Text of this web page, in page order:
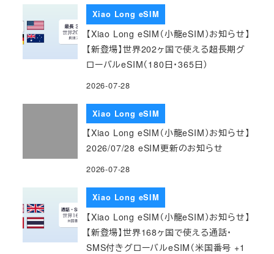
Xiao Long eSIM
【Xiao Long eSIM（小龍eSIM）お知らせ】
【新登場】世界202ヶ国で使える超長期グ
ローバルeSIM（180日・365日）
2026-07-28
Xiao Long eSIM
【Xiao Long eSIM（小龍eSIM）お知らせ】
2026/07/28 eSIM更新のお知らせ
2026-07-28
Xiao Long eSIM
【Xiao Long eSIM（小龍eSIM）お知らせ】
【新登場】世界168ヶ国で使える通話・
SMS付きグローバルeSIM（米国番号 +1